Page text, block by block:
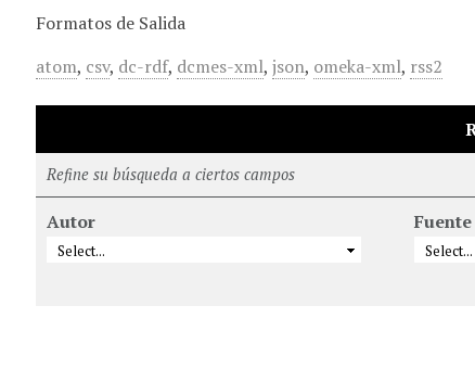
Formatos de Salida
atom, csv, dc-rdf, dcmes-xml,json, omeka-xml, rss2
Refine su búsqueda a ciertos campos
Autor Fuente